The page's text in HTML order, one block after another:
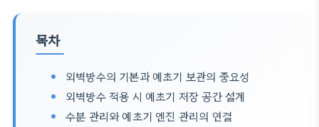
목차
외벽방수의 기본과 예초기 보관의 중요성
외벽방수 적용 시 예초기 저장 공간 설계
수분 관리와 예초기 엔진 관리의 연결